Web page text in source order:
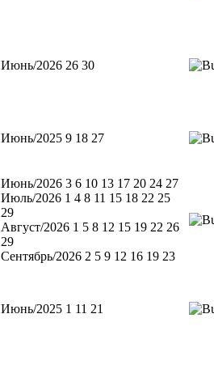
Июнь/2026 26 30
Июнь/2025 9 18 27
Июнь/2026 3 6 10 13 17 20 24 27
Июль/2026 1 4 8 11 15 18 22 25
29
Август/2026 1 5 8 12 15 19 22 26
29
Сентябрь/2026 2 5 9 12 16 19 23
Июнь/2025 1 11 21